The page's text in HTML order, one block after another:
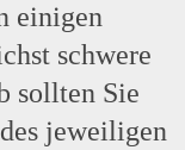
einigen
schwere
sollten Sie
jeweiligen